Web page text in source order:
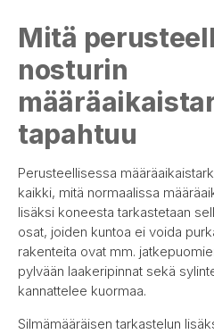
Mitä
nosturin
tapahtuu
Perusteellisessa
kaikki, mitä normaalissa
lisäksi koneesta tarkastetaan
osat, joiden kuntoa ei voida
rakenteita ovat mm.
pylvään laakeripinnat sekä
kannattelee kuormaa.
Silmämääräisen tarkastelun